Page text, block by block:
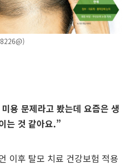
용 문제라고 봤는데 요즘은 생
는 것 같아요.”
이후 탈모 치료 건강보험 적용